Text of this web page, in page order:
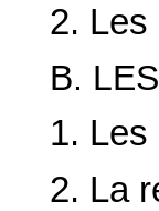
2. Les
B.
1. Les
2. La